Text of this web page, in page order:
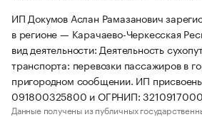
ИП Докумов Аслан Рамазанович
в регионе — Карачаево-Черкесская
вид деятельности: Деятельность
транспорта: перевозки пассажиров в
пригородном сообщении. ИП
091800325800 и ОГРНИП:
Данные получены из публичных